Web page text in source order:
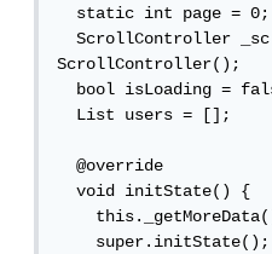
  static int page = 0;
  ScrollController _sc = new
ScrollController();
  bool isLoading = false;
  List users = [];
  @override
  void initState() {
    this._getMoreData();
    super.initState();